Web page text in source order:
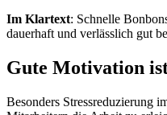
Im Klartext: Schnelle
dauerhaft und verlässlich gut
Gute Motivation
Besonders Stressreduzierung